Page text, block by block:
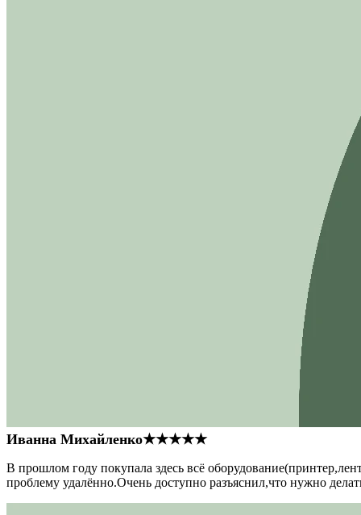
Иванна Михайленко★★★★★
В прошлом году покупала здесь всё
проблему удалённо.Очень доступно разъяснил,что нужно